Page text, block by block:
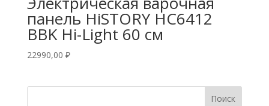
панель HiSTORY HC6412
BBK Hi-Light 60 см
22990,00 ₽
Поиск